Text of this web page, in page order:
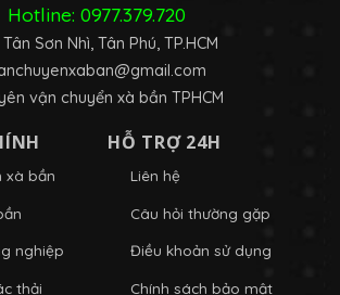
Hotline: 0977.379.720
Tân Sơn Nhì, Tân Phú, TP.HCM
vận chuyển xà bần TPHCM
xà bần
nghiệp
thải
HỖ TRỢ 24H
Liên hệ
Câu hỏi thường gặp
Điều khoản sử dụng
Chính sách bảo mật